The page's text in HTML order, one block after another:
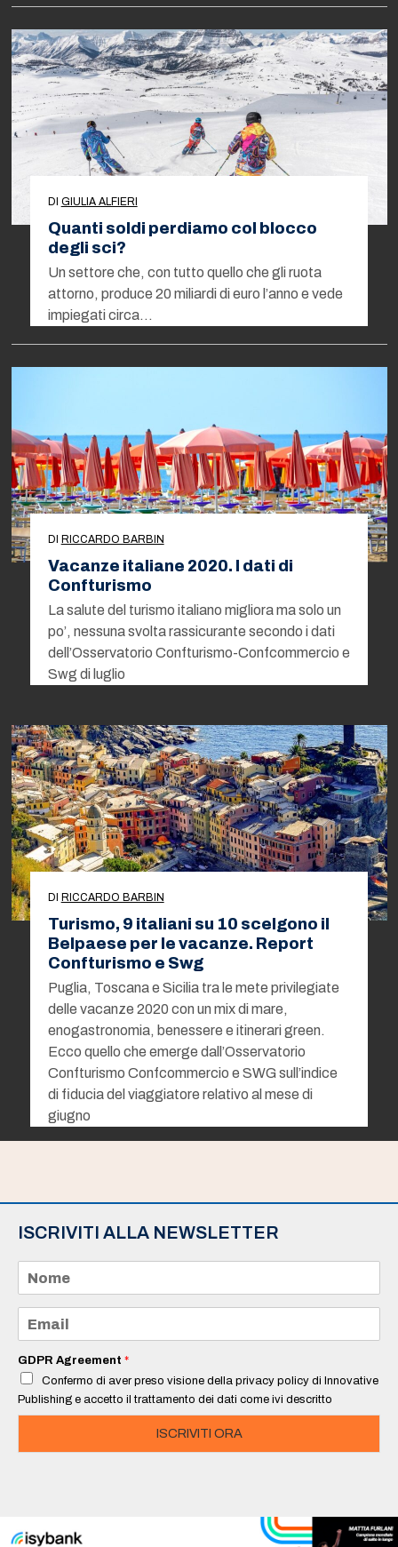
DI GIULIA ALFIERI
Quanti soldi perdiamo col blocco
degli sci?
Un settore che, con tutto quello che gli ruota
attorno, produce 20 miliardi di euro l’anno e vede
impiegati circa…
DI RICCARDO BARBIN
Vacanze italiane 2020. I dati di
Confturismo
La salute del turismo italiano migliora ma solo un
po’, nessuna svolta rassicurante secondo i dati
dell’Osservatorio Confturismo-Confcommercio e
Swg di luglio
DI RICCARDO BARBIN
Turismo, 9 italiani su 10 scelgono il
Belpaese per le vacanze. Report
Confturismo e Swg
Puglia, Toscana e Sicilia tra le mete privilegiate
delle vacanze 2020 con un mix di mare,
enogastronomia, benessere e itinerari green.
Ecco quello che emerge dall’Osservatorio
Confturismo Confcommercio e SWG sull’indice
di fiducia del viaggiatore relativo al mese di
giugno
ISCRIVITI ALLA NEWSLETTER
m
e
a
i
*
GDPR Agreement *
Confermo di aver preso visione della privacy policy di Innovative
Publishing e accetto il trattamento dei dati come ivi descritto
ISCRIVITI ORA